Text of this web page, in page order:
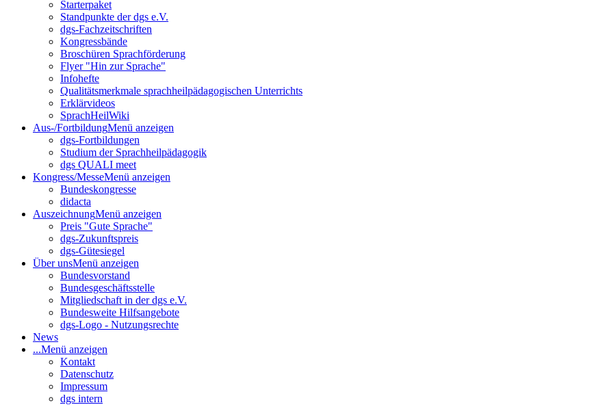
Starterpaket
Standpunkte der dgs e.V.
dgs-Fachzeitschriften
Kongressbände
Broschüren Sprachförderung
Flyer "Hin zur Sprache"
Infohefte
Qualitätsmerkmale sprachheilpädagogischen Unterrichts
Erklärvideos
SprachHeilWiki
Aus-/FortbildungMenü anzeigen
dgs-Fortbildungen
Studium der Sprachheilpädagogik
dgs QUALI meet
Kongress/MesseMenü anzeigen
Bundeskongresse
didacta
AuszeichnungMenü anzeigen
Preis "Gute Sprache"
dgs-Zukunftspreis
dgs-Gütesiegel
Über unsMenü anzeigen
Bundesvorstand
Bundesgeschäftsstelle
Mitgliedschaft in der dgs e.V.
Bundesweite Hilfsangebote
dgs-Logo - Nutzungsrechte
News
...Menü anzeigen
Kontakt
Datenschutz
Impressum
dgs intern